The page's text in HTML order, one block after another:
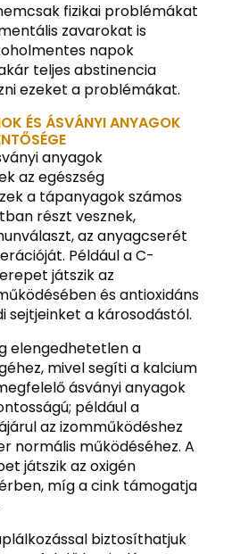
fizikai problémákat
zavarokat is
napok
teljes abstinencia
ezeket a problémákat.
ÉS ÁSVÁNYI ANYAGOK
anyagok
az egészség
a tápanyagok számos
részt vesznek,
az anyagcserét
Például a C-
játszik az
és antioxidáns
sejtjeinket a károsodástól.
elengedhetetlen a
mivel segíti a kalcium
ásványi anyagok
például a
az izomműködéshez
normális működéséhez. A
játszik az oxigén
míg a cink támogatja
biztosíthatjuk